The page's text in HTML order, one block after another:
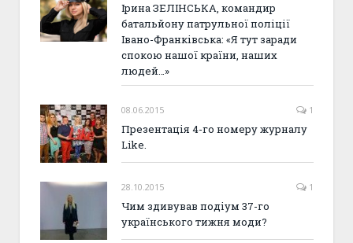
Ірина ЗЕЛІНСЬКА, командир
батальйону патрульної поліції
Івано-Франківська: «Я тут заради
спокою нашої країни, наших
людей…»
08.06.2015 1
Презентація 4-го номеру журналу
Like.
28.10.2015 1
Чим здивував подіум 37-го
українського тижня моди?